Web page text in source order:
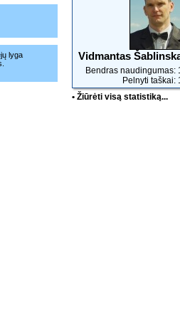
lyga
Vidmantas
Bendras naudingumas:
Pelnyti taškai:
• Žiūrėti visą statistiką...